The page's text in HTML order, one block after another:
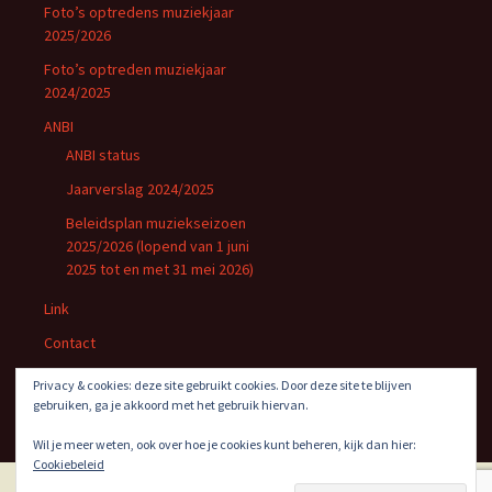
Foto’s optredens muziekjaar
2025/2026
Foto’s optreden muziekjaar
2024/2025
ANBI
ANBI status
Jaarverslag 2024/2025
Beleidsplan muziekseizoen
2025/2026 (lopend van 1 juni
2025 tot en met 31 mei 2026)
Link
Contact
Privacybeleid
Privacy & cookies: deze site gebruikt cookies. Door deze site te blijven
gebruiken, ga je akkoord met het gebruik hiervan.
Wil je meer weten, ook over hoe je cookies kunt beheren, kijk dan hier:
Cookiebeleid